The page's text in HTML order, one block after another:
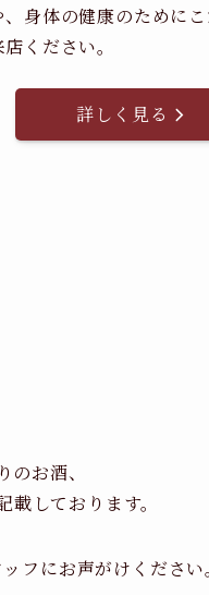
身体の健康のために
ください。
詳しく見る
お酒、
しております。
フにお声がけください